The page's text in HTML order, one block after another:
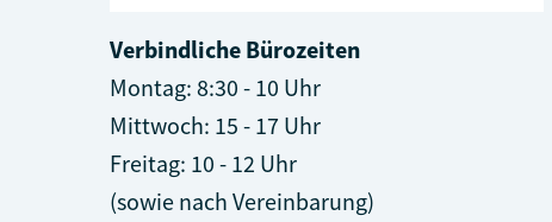
Verbindliche Bürozeiten
Montag: 8:30 - 10 Uhr
Mittwoch: 15 - 17 Uhr
Freitag: 10 - 12 Uhr
(sowie nach Vereinbarung)